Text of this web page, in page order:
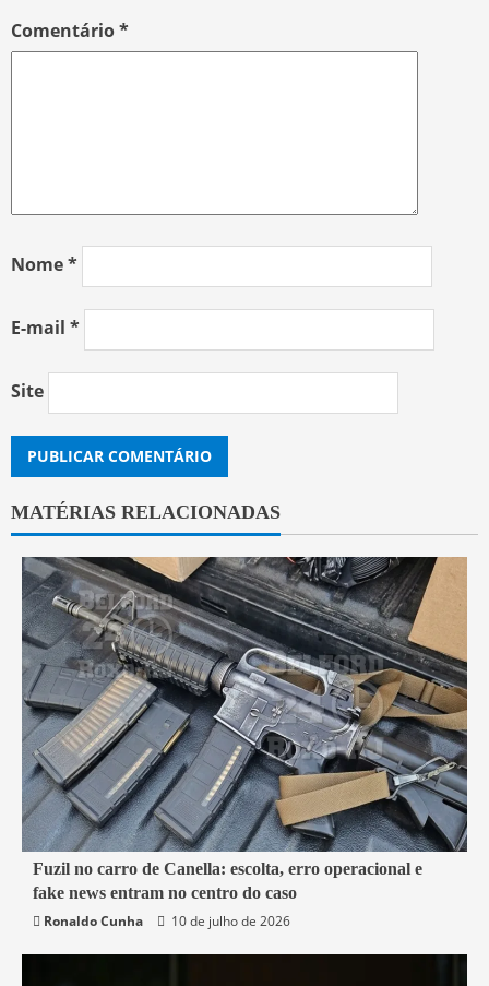
Comentário*
Nome*
E-mail *
Site
MATÉRIAS RELACIONADAS
7 min read
Belford Roxo
Brasil Política Segurança
Fuzil no carro de Canella: escolta, erro operacional e
fake news entram no centro do caso
Ronaldo Cunha
10 de julho de 2026